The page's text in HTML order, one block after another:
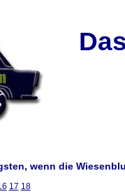
wenn die
17 18